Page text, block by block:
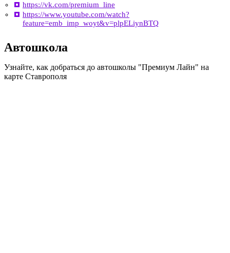
https://vk.com/premium_line
https://www.youtube.com/watch?
feature=emb_imp_woyt&v=plpELiynBTQ
Автошкола
Узнайте, как добраться до автошколы "Премиум Лайн" на
карте Ставрополя